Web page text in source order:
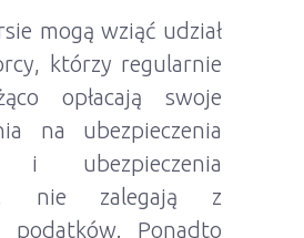
mogą wziąć udział
którzy regularnie
opłacają swoje
na ubezpieczenia
i ubezpieczenia
nie zalegają z
podatków. Ponadto